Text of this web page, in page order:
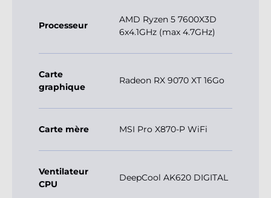
Processeur
AMD Ryzen 5 7600X3D
6x4.1GHz (max 4.7GHz)
Carte
graphique
Radeon RX 9070 XT 16Go
Carte mère MSI Pro X870-P WiFi
Ventilateur
CPU
DeepCool AK620 DIGITAL